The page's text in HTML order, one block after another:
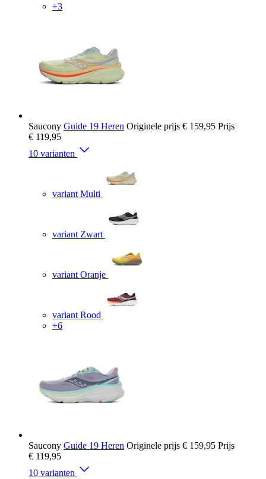
+3
Saucony Guide 19 Heren Originele prijs € 159,95 Prijs
€ 119,95
10 varianten
variant Multi
variant Zwart
variant Oranje
variant Rood
+6
Saucony Guide 19 Heren Originele prijs € 159,95 Prijs
€ 119,95
10 varianten